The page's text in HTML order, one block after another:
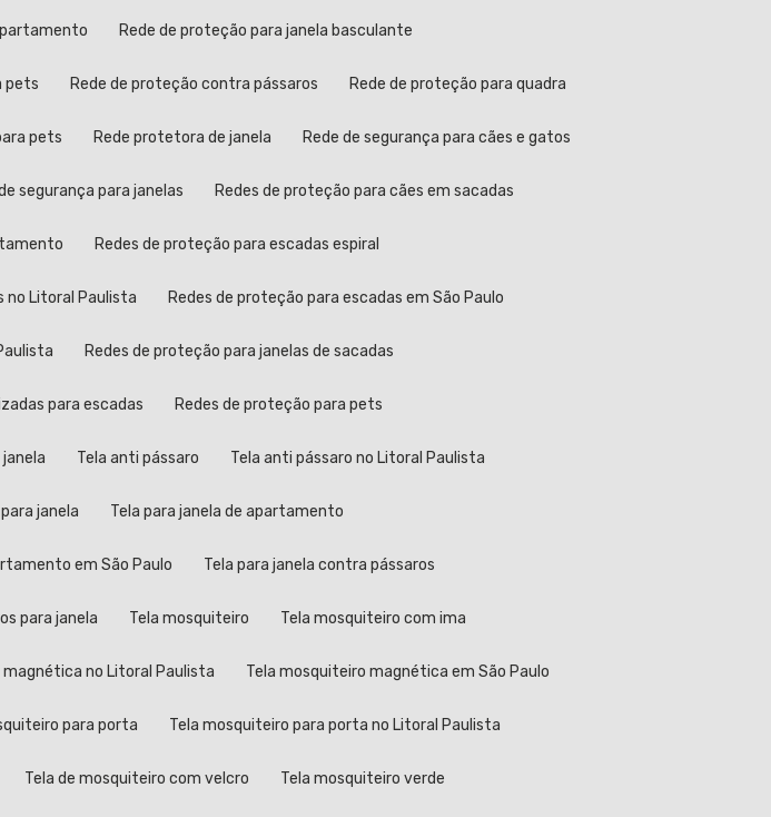
Rede de proteção para janela basculante
pets Rede de proteção contra pássaros Rede de proteção para quadra
pets Rede protetora de janela Rede de segurança para cães e gatos
de segurança para janelas Redes de proteção para cães em sacadas
Redes de proteção para escadas espiral
no Litoral Paulista Redes de proteção para escadas em São Paulo
Redes de proteção para janelas de sacadas
para escadas Redes de proteção para pets
janela Tela anti pássaro Tela anti pássaro no Litoral Paulista
janela Tela para janela de apartamento
em São Paulo Tela para janela contra pássaros
para janela Tela mosquiteiro Tela mosquiteiro com ima
magnética no Litoral Paulista Tela mosquiteiro magnética em São Paulo
para porta Tela mosquiteiro para porta no Litoral Paulista
Tela de mosquiteiro com velcro Tela mosquiteiro verde